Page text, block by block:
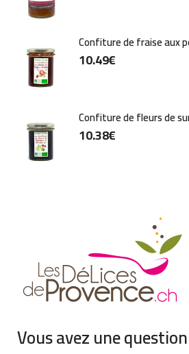
Confiture de fraise aux
10.49€
Confiture de fleurs de
10.38€
Vous avez une